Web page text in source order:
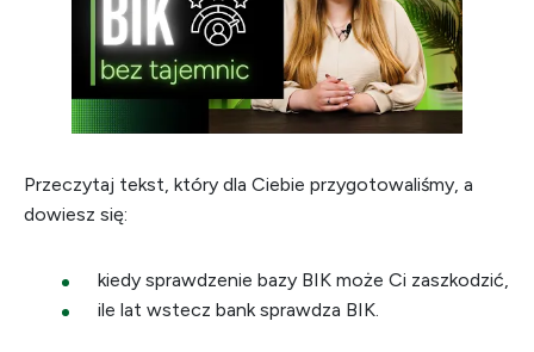
Przeczytaj tekst, który dla Ciebie przygotowaliśmy, a
dowiesz się:
kiedy sprawdzenie bazy BIK może Ci zaszkodzić,
ile lat wstecz bank sprawdza BIK.